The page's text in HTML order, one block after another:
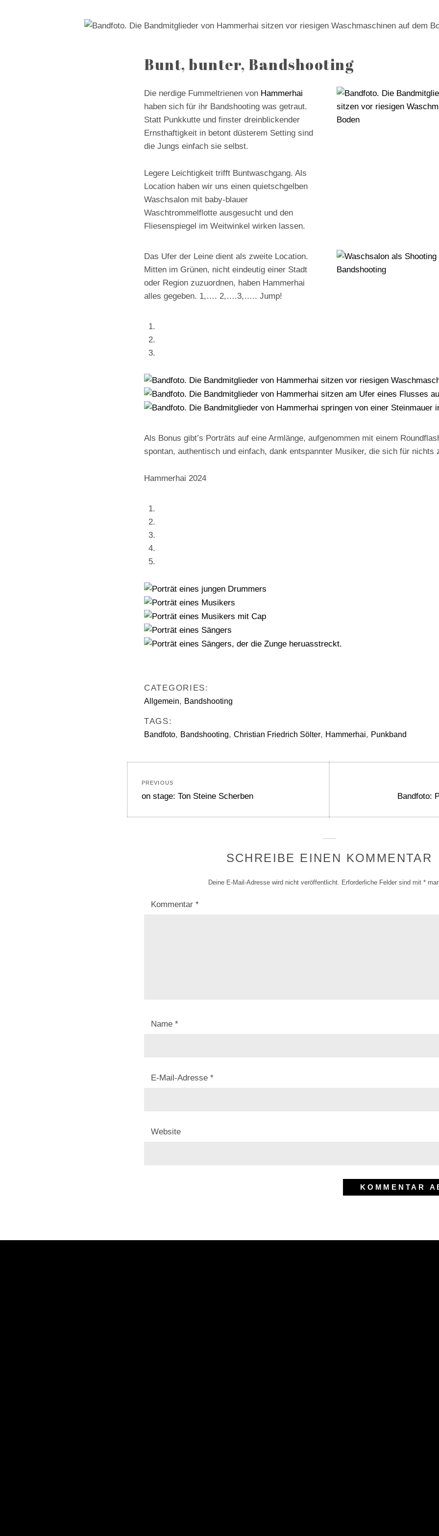
Bunt, bunter, Bandshooting
Die nerdige Fummeltrienen von Hammerhai
haben sich für ihr Bandshooting was getraut.
Statt Punkkutte und finster dreinblickender
Ernsthaftigkeit in betont düsterem Setting sind
die Jungs einfach sie selbst.
Legere Leichtigkeit trifft Buntwaschgang. Als
Location haben wir uns einen quietschgelben
Waschsalon mit baby-blauer
Waschtrommelflotte ausgesucht und den
Fliesenspiegel im Weitwinkel wirken lassen.
Das Ufer der Leine dient als zweite Location.
Mitten im Grünen, nicht eindeutig einer Stadt
oder Region zuzuordnen, haben Hammerhai
alles gegeben. 1,…. 2,….3,….. Jump!
Als Bonus gibt’s Porträts auf eine Armlänge, aufgenommen mit einem
spontan, authentisch und einfach, dank entspannter Musiker, die sich für nichts
Hammerhai 2024
CATEGORIES:
Allgemein, Bandshooting
TAGS:
Bandfoto, Bandshooting, Christian Friedrich Sölter, Hammerhai, Punkband
PREVIOUS
Previous
on stage: Ton Steine Scherben
Next
Bandfoto:
SCHREIBE EINEN KOMMENTAR
Deine E-Mail-Adresse wird nicht veröffentlicht. Erforderliche Felder sind mit *
Kommentar *
Name *
E-Mail-Adresse *
Website